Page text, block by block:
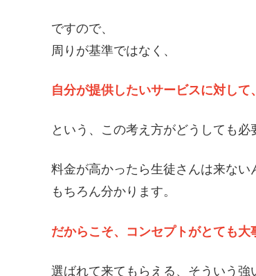
ですので、
周りが基準ではなく、
自分が提供したいサービスに対して
という、この考え方がどうしても必
料金が高かったら生徒さんは来ない
もちろん分かります。
だからこそ、コンセプトがとても大
選ばれて来てもらえる、そういう強